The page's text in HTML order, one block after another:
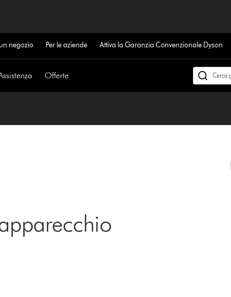
negozio Per le aziende Attiva la Garanzia Convenzionale Dyson
Offerte
Cerca